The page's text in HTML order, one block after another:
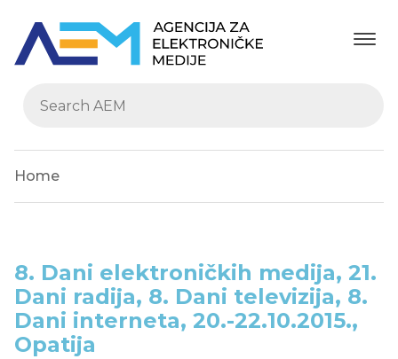
Home
8. Dani elektroničkih medija, 21.
Dani radija, 8. Dani televizija, 8.
Dani interneta, 20.-22.10.2015.,
Opatija